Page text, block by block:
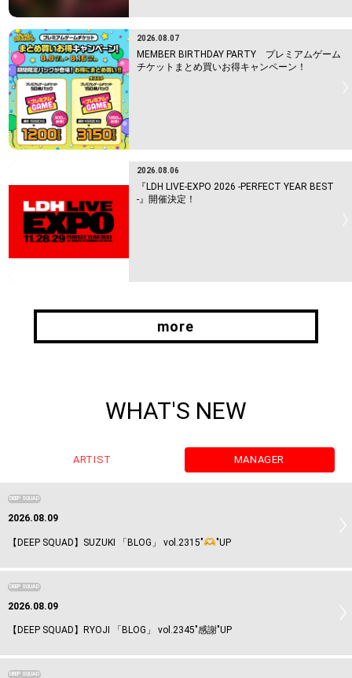
2026.08.07
MEMBER BIRTHDAY PARTY プレミアムゲーム
チケットまとめ買いお得キャンペーン！
2026.08.06
『LDH LIVE-EXPO 2026 -PERFECT YEAR BEST
-』開催決定！
more
WHAT'S NEW
ARTIST MANAGER
DEEP SQUAD
2026.08.09
【DEEP SQUAD】SUZUKI 「BLOG」 vol.2315" "UP
DEEP SQUAD
2026.08.09
【DEEP SQUAD】RYOJI 「BLOG」 vol.2345"感謝"UP
DEEP SQUAD